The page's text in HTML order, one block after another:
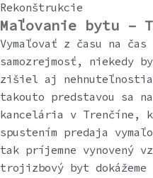
Rekonštrukcie
Maľovanie bytu –
Vymaľovať z času na
samozrejmosť, niekedy
zišiel aj
takouto predstavou sa
kancelária v Trenčíne,
spustením predaja
tak príjemne vynovený
trojizbový byt dokážeme